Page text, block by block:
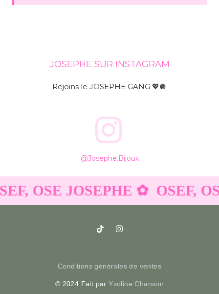
JOSEPHE SUR INSTAGRAM
Rejoins le JOSEPHE GANG 💖🪩
@josephe.bijoux
OSE JOSEPHE ✿ OSEF,
Conditions générales de ventes
© 2024 Fait parYsoline Chanson